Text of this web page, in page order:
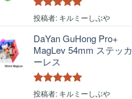
5段階中 5 の
投稿者: キルミーしぶや
DaYan GuHong Pro+
MagLev 54mm ステッカ
ーレス
5段階中 5 の
投稿者: キルミーしぶや